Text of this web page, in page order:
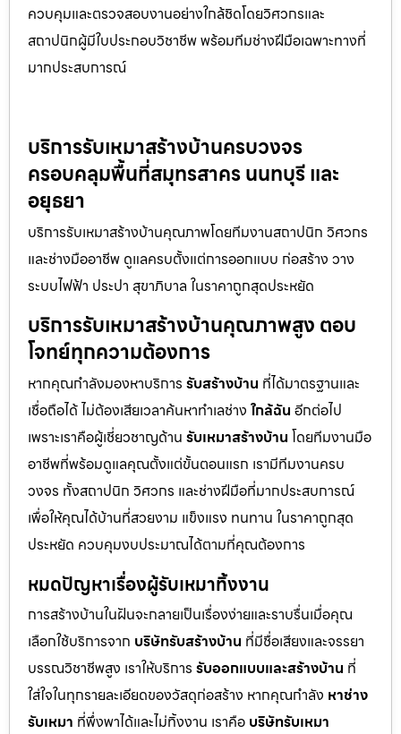
ควบคุมและตรวจสอบงานอย่างใกล้ชิดโดยวิศวกรและ
สถาปนิกผู้มีใบประกอบวิชาชีพ พร้อมทีมช่างฝีมือเฉพาะทางที่
มากประสบการณ์
บริการรับเหมาสร้างบ้านครบวงจร
ครอบคลุมพื้นที่สมุทรสาคร นนทบุรี และ
อยุธยา
บริการรับเหมาสร้างบ้านคุณภาพโดยทีมงานสถาปนิก วิศวกร
และช่างมืออาชีพ ดูแลครบตั้งแต่การออกแบบ ก่อสร้าง วาง
ระบบไฟฟ้า ประปา สุขาภิบาล ในราคาถูกสุดประหยัด
บริการรับเหมาสร้างบ้านคุณภาพสูง ตอบ
โจทย์ทุกความต้องการ
หากคุณกำลังมองหาบริการ รับสร้างบ้าน ที่ได้มาตรฐานและ
เชื่อถือได้ ไม่ต้องเสียเวลาค้นหาทำเลช่าง ใกล้ฉัน อีกต่อไป
เพราะเราคือผู้เชี่ยวชาญด้าน รับเหมาสร้างบ้าน โดยทีมงานมือ
อาชีพที่พร้อมดูแลคุณตั้งแต่ขั้นตอนแรก เรามีทีมงานครบ
วงจร ทั้งสถาปนิก วิศวกร และช่างฝีมือที่มากประสบการณ์
เพื่อให้คุณได้บ้านที่สวยงาม แข็งแรง ทนทาน ในราคาถูกสุด
ประหยัด ควบคุมงบประมาณได้ตามที่คุณต้องการ
หมดปัญหาเรื่องผู้รับเหมาทิ้งงาน
การสร้างบ้านในฝันจะกลายเป็นเรื่องง่ายและราบรื่นเมื่อคุณ
เลือกใช้บริการจาก บริษัทรับสร้างบ้าน ที่มีชื่อเสียงและจรรยา
บรรณวิชาชีพสูง เราให้บริการ รับออกแบบและสร้างบ้าน ที่
ใส่ใจในทุกรายละเอียดของวัสดุก่อสร้าง หากคุณกำลัง หาช่าง
รับเหมา ที่พึ่งพาได้และไม่ทิ้งงาน เราคือ บริษัทรับเหมา